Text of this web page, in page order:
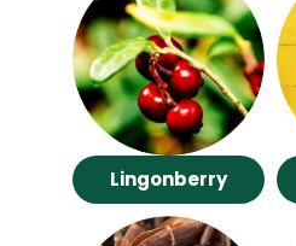
Lingonberry